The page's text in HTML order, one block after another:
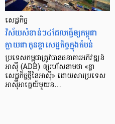
សេដ្ឋកិច្ច​
វិស័យ​សំខាន់ៗ​៤​ដែល​ធ្វើ​ឲ្យ​កម្ពុជា​
ក្លាយ​ជា​កូន​ខ្លា​សេដ្ឋកិច្ច​ក្នុង​តំបន់
ប្រទេស​កម្ពុជា​ត្រូវ​បាន​ធនាគារ​អភិវឌ្ឍន៍​
អាស៊ី (ADB) ឲ្យ​រហ័ស​នាមថា «ខ្លា​
សេដ្ឋកិច្ច​ថ្មី​នៃ​អាស៊ី» ដោយសារ​ប្រទេស​
អាស៊ី​អាគ្នេយ៍​មួយ​ន…